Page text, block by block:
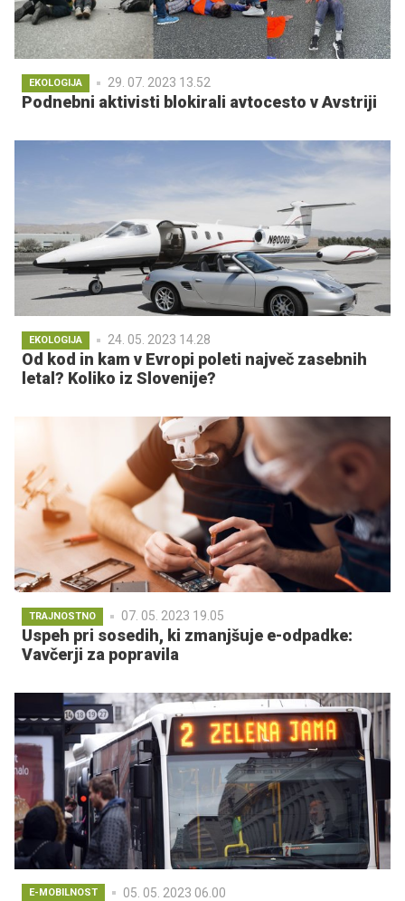
EKOLOGIJA 29. 07. 2023 13.52
Podnebni aktivisti blokirali avtocesto v Avstriji
EKOLOGIJA 24. 05. 2023 14.28
Od kod in kam v Evropi poleti največ zasebnih
letal? Koliko iz Slovenije?
TRAJNOSTNO 07. 05. 2023 19.05
Uspeh pri sosedih, ki zmanjšuje e-odpadke:
Vavčerji za popravila
E-MOBILNOST 05. 05. 2023 06.00